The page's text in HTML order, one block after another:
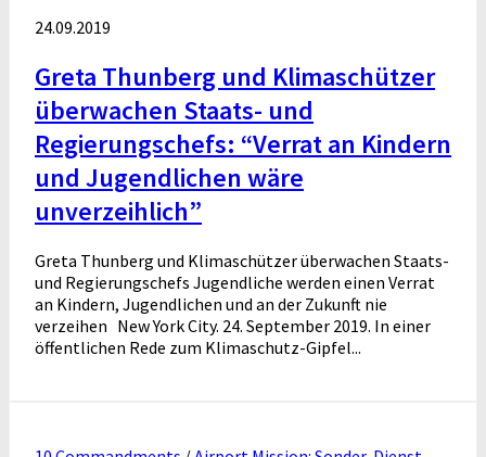
24.09.2019
Greta Thunberg und Klimaschützer
überwachen Staats- und
Regierungschefs: “Verrat an Kindern
und Jugendlichen wäre
unverzeihlich”
Greta Thunberg und Klimaschützer überwachen Staats-
und Regierungschefs Jugendliche werden einen Verrat
an Kindern, Jugendlichen und an der Zukunft nie
verzeihen New York City. 24. September 2019. In einer
öffentlichen Rede zum Klimaschutz-Gipfel...